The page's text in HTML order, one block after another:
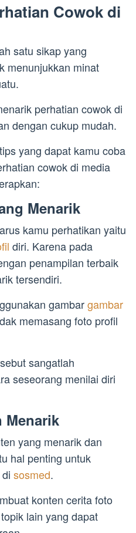
Cowok di
satu sikap yang
menunjukkan minat
perhatian cowok di
dengan cukup mudah.
yang dapat kamu coba
cowok di media
Menarik
kamu perhatikan yaitu
diri. Karena pada
penampilan terbaik
tersendiri.
gambargambar
memasang foto profil
sangatlah
seseorang menilai diri
Menarik
yang menarik dan
hal penting untuk
sosmed.
konten cerita foto
lain yang dapat